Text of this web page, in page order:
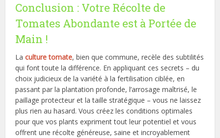
Conclusion : Votre Récolte de
Tomates Abondante est à Portée de
Main !
Laculture tomate, bien que commune, recèle des subtilités
qui font toute la différence. En appliquant ces secrets – du
choix judicieux de la variété à la fertilisation ciblée, en
passant par la plantation profonde, l’arrosage maîtrisé, le
paillage protecteur et la taille stratégique – vous ne laissez
plus rien au hasard. Vous créez les conditions optimales
pour que vos plants expriment tout leur potentiel et vous
offrent une récolte généreuse, saine et incroyablement